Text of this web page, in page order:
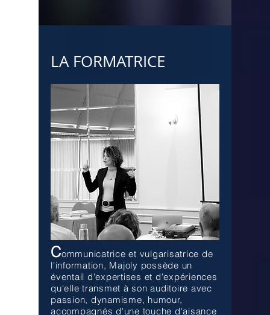
LA FORMATRICE
Communicatrice et vulgarisatrice de
l'information, Majoly possède un
éventail d'expertises et d'expériences
qu'elle transmet à son auditoire avec
passion, dynamisme, humour,
accompagnés d'une touche d'aisance